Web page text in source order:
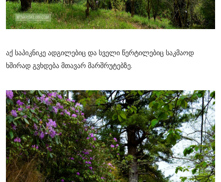
აქ საპიკნიკე ადგილებიც და სველი წერტილებიც საკმაოდ
ხშირად გვხდება მთავარ მარშრუტებზე.